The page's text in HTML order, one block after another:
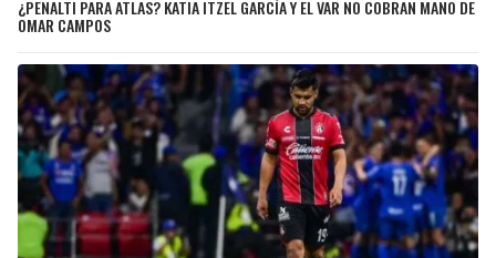
¿PENALTI PARA ATLAS? KATIA ITZEL GARCÍA Y EL VAR NO COBRAN MANO DE
OMAR CAMPOS